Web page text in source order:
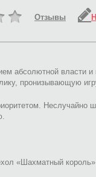
Отзывы
абсолютной власти и
пронизывающую
Неслучайно
«Шахматный